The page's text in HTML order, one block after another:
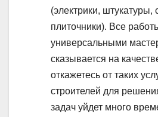
(электрики, штукатуры,
плиточники). Все
универсальными
сказывается на
откажетесь от таких
строителей для
задач уйдет много